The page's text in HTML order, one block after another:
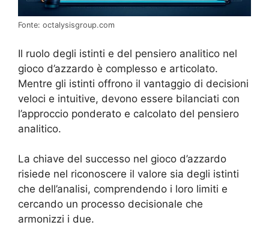
Fonte: octalysisgroup.com
Il ruolo degli istinti e del pensiero analitico nel
gioco d’azzardo è complesso e articolato.
Mentre gli istinti offrono il vantaggio di decisioni
veloci e intuitive, devono essere bilanciati con
l’approccio ponderato e calcolato del pensiero
analitico.
La chiave del successo nel gioco d’azzardo
risiede nel riconoscere il valore sia degli istinti
che dell’analisi, comprendendo i loro limiti e
cercando un processo decisionale che
armonizzi i due.